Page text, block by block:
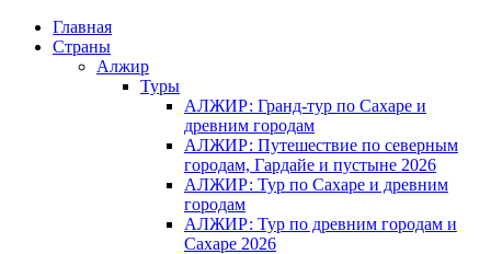
Главная
Страны
Алжир
Туры
АЛЖИР: Гранд-тур по Сахаре и
древним городам
АЛЖИР: Путешествие по северным
городам, Гардайе и пустыне 2026
АЛЖИР: Тур по Сахаре и древним
городам
АЛЖИР: Тур по древним городам и
Сахаре 2026